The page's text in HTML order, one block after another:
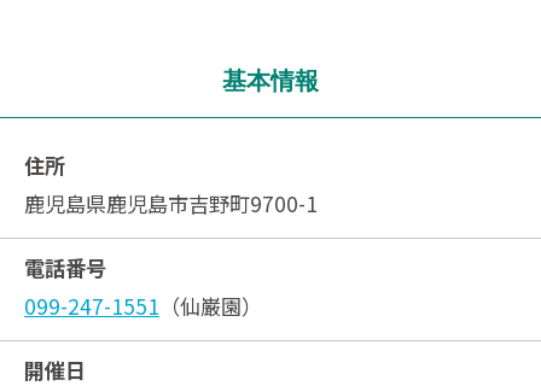
基本情報
住所
鹿児島県鹿児島市吉野町9700-1
電話番号
099-247-1551 （仙巌園）
開催日